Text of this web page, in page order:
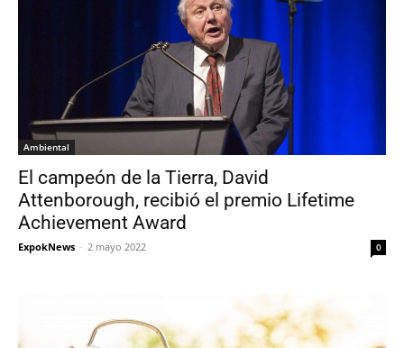
Ambiental
El campeón de la Tierra, David
Attenborough, recibió el premio Lifetime
Achievement Award
ExpokNews - 2 mayo 2022 0